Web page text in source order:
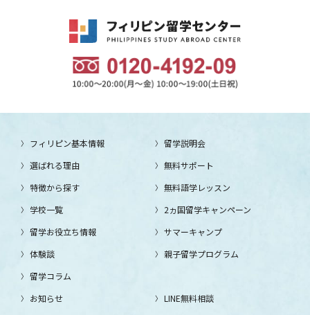
フィリピン基本情報
選ばれる理由
特徴から探す
学校一覧
留学お役立ち情報
体験談
留学コラム
留学説明会
無料サポート
無料語学レッスン
2ヵ国留学キャンペーン
サマーキャンプ
親子留学プログラム
お知らせ
LINE無料相談